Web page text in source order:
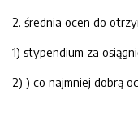
2. średnia ocen do
1) stypendium za
2) ) co najmniej dobrą